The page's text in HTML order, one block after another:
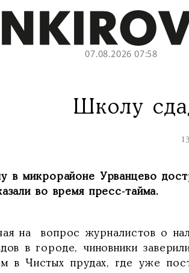
07.08.2026 07:58
Школу
в микрорайоне Урванцево
во время пресс-тайма.
на вопрос журналистов о
в городе, чиновники
в Чистых прудах, где уже